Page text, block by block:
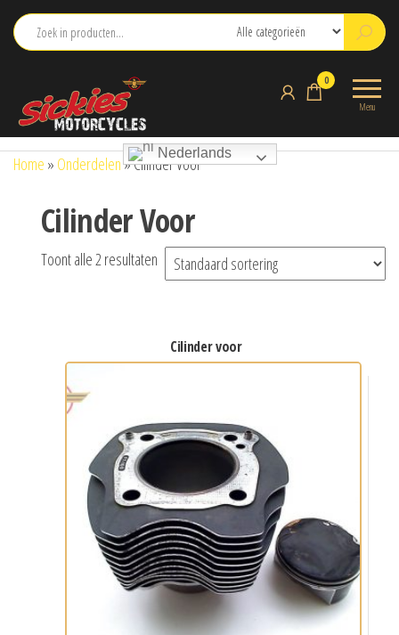
naar
Menu
0
Nederlands
Home » Onderdelen»Cilinder Voor
Cilinder Voor
Toont alle 2 resultaten
cilinder voor